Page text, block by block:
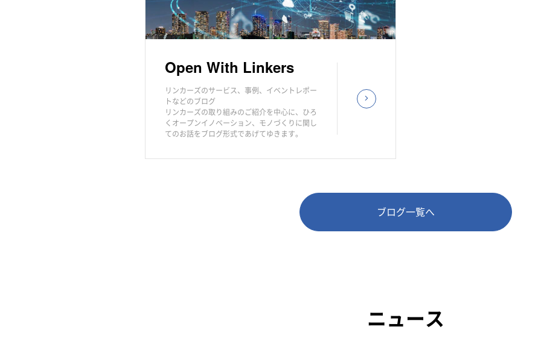
Open With Linkers
リンカーズのサービス、事例、イベントレポー
トなどのブログ
リンカーズの取り組みのご紹介を中心に、ひろ
くオープンイノベーション、モノづくりに関し
てのお話をブログ形式であげてゆきます。
ブログ一覧へ
ニュース